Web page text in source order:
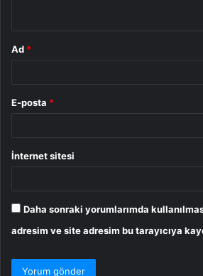
Ad *
E-posta *
İnternet sitesi
Daha sonraki yorumlarımda
adresim ve site adresim bu tarayıcıya